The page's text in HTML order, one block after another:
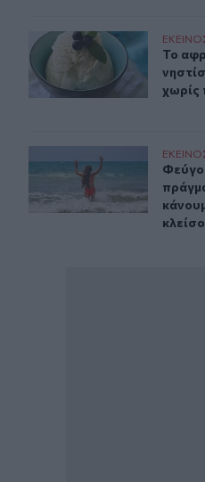
Το αφράτο και κρεμώδες
Το
Το
χωρίς
Φεύγουμε για διακοπές;